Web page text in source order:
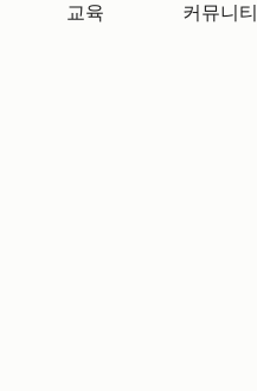
교육 커뮤니티